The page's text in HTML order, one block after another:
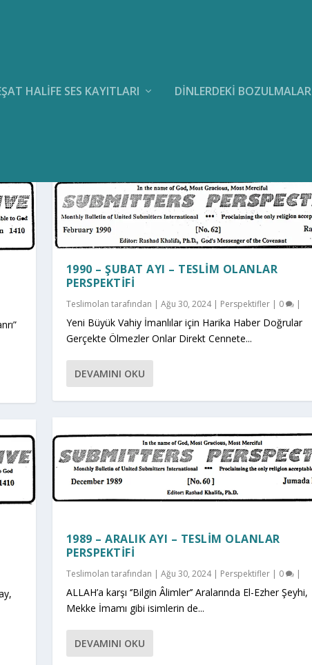
HALIFE SES KAYITLARI DINLERDEKI BOZULMALAR
1990 – ŞUBAT AYI – TESLIM OLANLAR
PERSPEKTIFI
Teslimolan tarafından | Ağu 30, 2024| Perspektifler| 0 |
Yeni Büyük Vahiy İmanlılar için Harika Haber Doğrular
Gerçekte Ölmezler Onlar Direkt Cennete...
DEVAMINI OKU
1989 – ARALIK AYI – TESLIM OLANLAR
PERSPEKTIFI
Teslimolan tarafından | Ağu 30, 2024| Perspektifler| 0 |
ALLAH’a karşı ‘’Bilgin Âlimler’’ Aralarında El-Ezher Şeyhi,
Mekke İmamı gibi isimlerin de...
DEVAMINI OKU